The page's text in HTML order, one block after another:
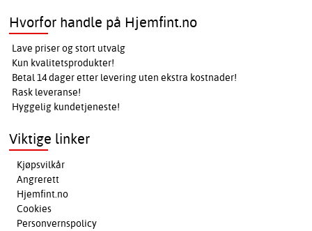
Hvorfor handle på Hjemfint.no
Lave priser og stort utvalg
Kun kvalitetsprodukter!
Betal 14 dager etter levering uten ekstra kostnader!
Rask leveranse!
Hyggelig kundetjeneste!
Viktige linker
Kjøpsvilkår
Angrerett
Hjemfint.no
Cookies
Personvernspolicy